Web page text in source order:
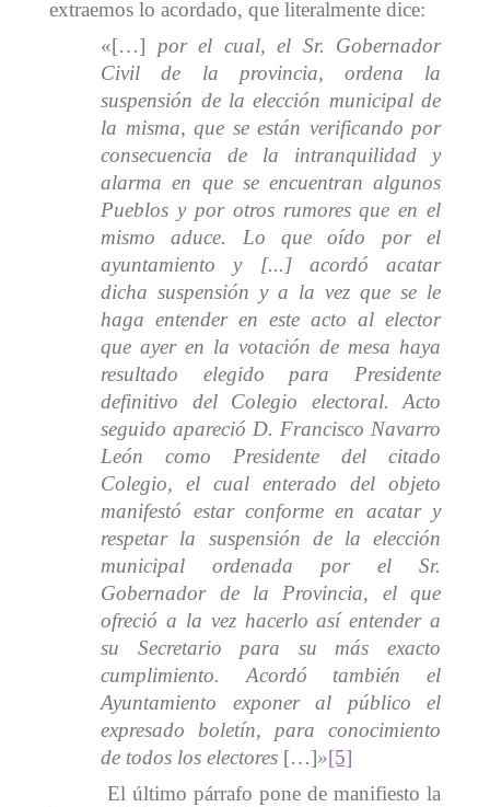
extraemos lo acordado, que literalmente dice:
«[…] por el cual, el Sr. Gobernador
Civil de la provincia, ordena la
suspensión de la elección municipal de
la misma, que se están verificando por
consecuencia de la intranquilidad y
alarma en que se encuentran algunos
Pueblos y por otros rumores que en el
mismo aduce. Lo que oído por el
ayuntamiento y [...] acordó acatar
dicha suspensión y a la vez que se le
haga entender en este acto al elector
que ayer en la votación de mesa haya
resultado elegido para Presidente
definitivo del Colegio electoral. Acto
seguido apareció D. Francisco Navarro
León como Presidente del citado
Colegio, el cual enterado del objeto
manifestó estar conforme en acatar y
respetar la suspensión de la elección
municipal ordenada por el Sr.
Gobernador de la Provincia, el que
ofreció a la vez hacerlo así entender a
su Secretario para su más exacto
cumplimiento. Acordó también el
Ayuntamiento exponer al público el
expresado boletín, para conocimiento
de todos los electores […]»[5]
El último párrafo pone de manifiesto la